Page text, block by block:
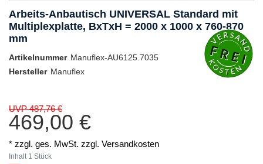
Arbeits-Anbautisch UNIVERSAL Standard mit
Multiplexplatte, BxTxH = 2000 x 1000 x 760-870
mm
Artikelnummer Manuflex-AU6125.7035
Hersteller Manuflex
UVP 487,76 €
469,00 €
* zzgl. ges. MwSt. zzgl. Versandkosten
Inhalt 1 Stück